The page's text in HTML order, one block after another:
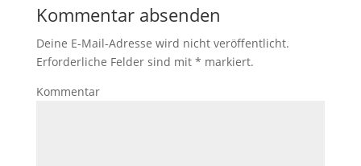
Kommentar absenden
Deine E-Mail-Adresse wird nicht veröffentlicht.
Erforderliche Felder sind mit * markiert.
Kommentar